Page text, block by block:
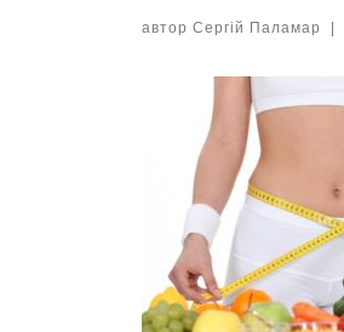
автор Сергій Паламар